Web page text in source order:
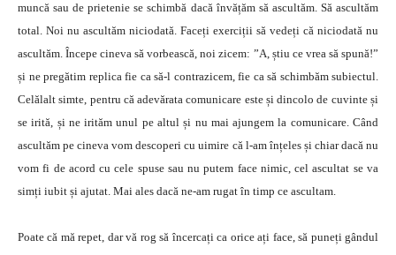
muncă sau de prietenie se schimbă dacă învățăm să ascultăm. Să ascultăm
total. Noi nu ascultăm niciodată. Faceți exerciții să vedeți că niciodată nu
ascultăm. Începe cineva să vorbească, noi zicem: ”A, știu ce vrea să spună!”
și ne pregătim replica fie ca să-l contrazicem, fie ca să schimbăm subiectul.
Celălalt simte, pentru că adevărata comunicare este și dincolo de cuvinte și
se irită, și ne irităm unul pe altul și nu mai ajungem la comunicare. Când
ascultăm pe cineva vom descoperi cu uimire că l-am înțeles și chiar dacă nu
vom fi de acord cu cele spuse sau nu putem face nimic, cel ascultat se va
simți iubit și ajutat. Mai ales dacă ne-am rugat în timp ce ascultam.
Poate că mă repet, dar vă rog să încercați ca orice ați face, să puneți gândul